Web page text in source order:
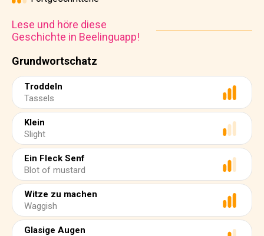
Grundwortschatz
Troddeln
Tassels
Klein
Slight
Ein Fleck Senf
Blot of mustard
Witze zu machen
Waggish
Glasige Augen
Lese und höre diese
Geschichte in Beelinguapp!